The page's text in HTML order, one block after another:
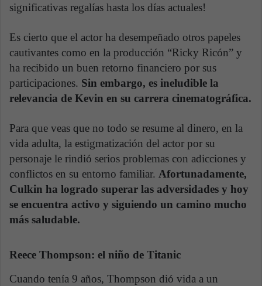
significativas regalías hasta los días actuales!
Es cierto que el actor ha desempeñado otros papeles
cautivantes como en la producción “Ricky Ricón” y
ha recibido un buen retorno financiero por sus
participaciones. Sin embargo, es ineludible la
relevancia de Kevin en su carrera cinematográfica.
Para que veas que no todo se resume al dinero, en la
vida adulta, la estigmatización del actor por su
personaje le rindió serios problemas con adicciones y
conflictos en su entorno familiar. Afortunadamente,
Culkin ha logrado superar las adversidades y hoy
se encuentra activo y siguiendo un camino mucho
más saludable.
Reece Thompson: el niño de Titanic
Cuando tenía 9 años, Thompson dió vida a un